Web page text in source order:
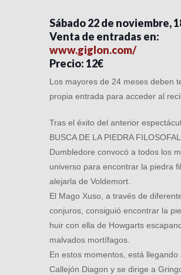
Sábado 22 de noviembre,
Venta de entradas en:
www.giglon.com/
Precio: 12€
Los mayores de 24 meses deben
propia entrada para acceder al
Tras el éxito del anterior
BUSCA DE LA PIEDRA FILOSOFAL,
Dumbledore convocó a todos los
universo para encontrar la piedra
alejarla de Voldemort.
El Mago Xuso, a través de
conjuros, consiguió encontrar la
huir con ella de Howgarts
malvados mortífagos.
En estos momentos, está llegando
Callejón Diagon y se dirige a